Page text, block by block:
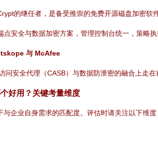
的继任者，是备受推崇的免费开源磁盘加密
点安全与数据加密方案，管理控制台统一，策略
与 McAfee
问安全代理（CASB）与数据防泄密的融合上走
好用？关键考量维度
与企业自身需求的匹配度。评估时请关注以下维度